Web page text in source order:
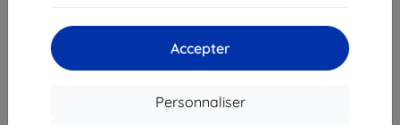
Accepter
Personnaliser
Adapté pour: Samsung Galaxy S8 Plus
24,90 €